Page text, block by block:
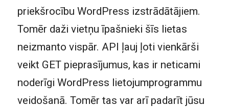
priekšrocību WordPress izstrādātājiem.
Tomēr daži vietņu īpašnieki šīs lietas
neizmanto vispār. API ļauj ļoti vienkārši
veikt GET pieprasījumus, kas ir neticami
noderīgi WordPress lietojumprogrammu
veidošanā. Tomēr tas var arī padarīt jūsu